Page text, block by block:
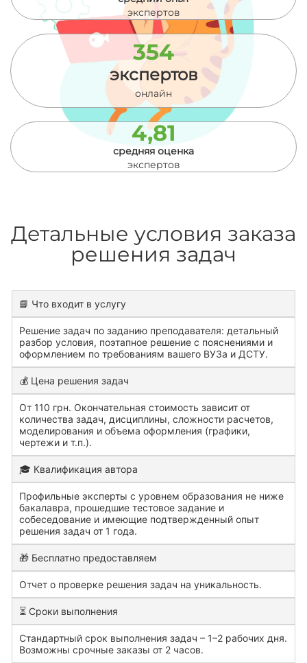
экспертов
354
экспертов
онлайн
4,81
средняя оценка
экспертов
Детальные условия заказа
решения задач
📘 Что входит в услугу
Решение задач по заданию преподавателя: детальный
разбор условия, поэтапное решение с пояснениями и
оформлением по требованиям вашего ВУЗа и ДСТУ.
💰 Цена решения задач
От 110 грн. Окончательная стоимость зависит от
количества задач, дисциплины, сложности расчетов,
моделирования и объема оформления (графики,
чертежи и т.п.).
🎓 Квалификация автора
Профильные эксперты с уровнем образования не ниже
бакалавра, прошедшие тестовое задание и
собеседование и имеющие подтвержденный опыт
решения задач от 1 года.
🎁 Бесплатно предоставляем
Отчет о проверке решения задач на уникальность.
⏳ Сроки выполнения
Стандартный срок выполнения задач – 1–2 рабочих дня.
Возможны срочные заказы от 2 часов.